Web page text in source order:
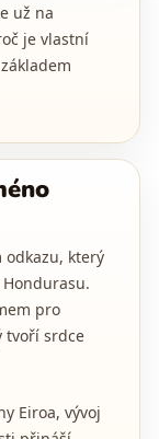
už na
je vlastní
odkazu, který
pro
tvoří srdce
Eiroa, vývoj